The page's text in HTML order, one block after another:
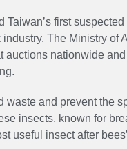
Taiwan’s first
The Ministry of
auctions nationwide
waste and prevent the
insects, known for
useful insect after